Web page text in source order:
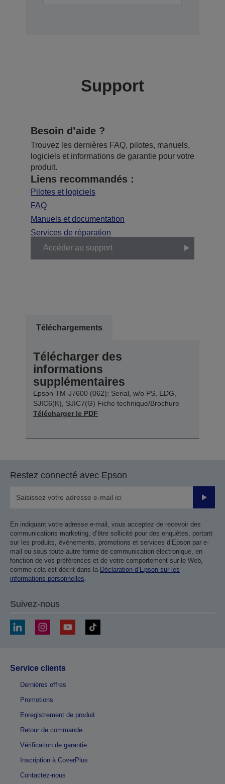
Support
Besoin d’aide ?
Trouvez les dernières FAQ, pilotes, manuels,
logiciels et informations de garantie pour votre
produit.
Liens recommandés :
Pilotes et logiciels
FAQ
Manuels et documentation
Services de réparation
Accéder au support
Téléchargements
Télécharger des
informations
supplémentaires
Epson TM-J7600 (062): Serial, w/o PS, EDG,
SJIC6(K), SJIC7(G) Fiche technique/Brochure
Télécharger le PDF
Restez connecté avec Epson
Valider
En indiquant votre adresse e-mail, vous acceptez de recevoir des
communications marketing, d’être sollicité pour des enquêtes, portant
sur les produits, événements, promotions et services d’Epson par e-
mail ou sous toute autre forme de communication électronique, en
fonction de vos préférences et de votre comportement sur le Web,
comme cela est décrit dans la Déclaration d’Epson sur les
informations personnelles
Suivez-nous
Service clients
Dernières offres
Promotions
Enregistrement de produit
Retour de commande
Vérification de garantie
Inscription à CoverPlus
Contactez-nous